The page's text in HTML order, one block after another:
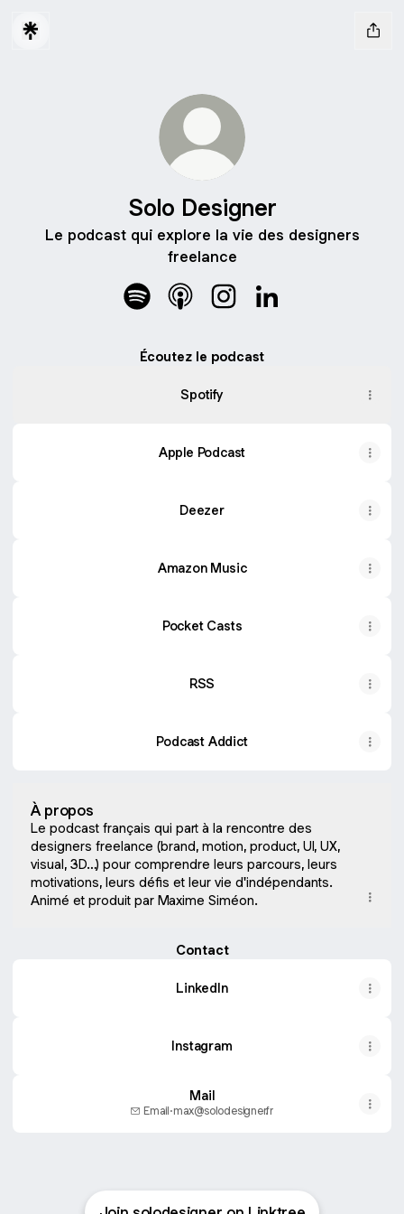
Solo Designer
Le podcast qui explore la vie des designers
freelance
Écoutez le podcast
Spotify
Apple Podcast
Deezer
Amazon Music
Pocket Casts
RSS
Podcast Addict
À propos
Le podcast français qui part à la rencontre des
designers freelance (brand, motion, product, UI, UX,
visual, 3D…) pour comprendre leurs parcours, leurs
motivations, leurs défis et leur vie d'indépendants.
Animé et produit par Maxime Siméon.
Contact
LinkedIn
Instagram
Mail
Email·max@solodesigner.fr